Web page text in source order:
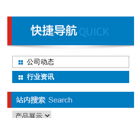
公司动态
行业资讯